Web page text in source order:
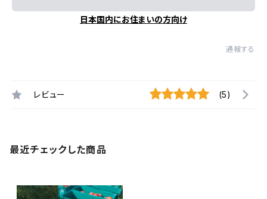
日本国内にお住まいの方向け
通報する
レビュー (5)
最近チェックした商品